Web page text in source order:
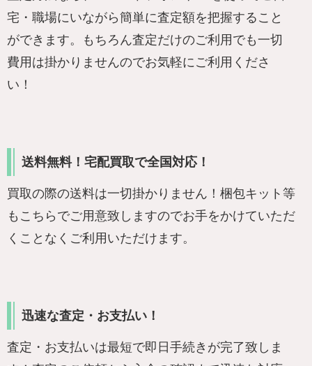
宅・職場にいながら簡単に査定額を把握すること
ができます。もちろん査定だけのご利用でも一切
費用は掛かりませんのでお気軽にご利用くださ
い！
送料無料！宅配買取で全国対応！
買取の際の送料は一切掛かりません！梱包キット等
もこちらでご用意致しますのでお手をかけていただ
くことなくご利用いただけます。
迅速な査定・お支払い！
査定・お支払いは最短で即日手続きが完了致しま